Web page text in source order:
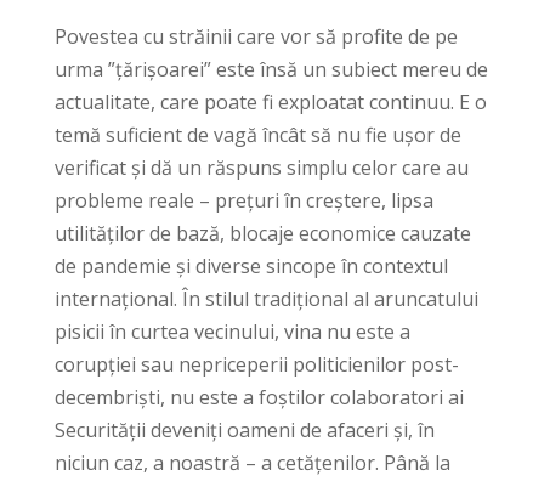
Povestea cu străinii care vor să profite de pe
urma ”țărișoarei” este însă un subiect mereu de
actualitate, care poate fi exploatat continuu. E o
temă suficient de vagă încât să nu fie ușor de
verificat și dă un răspuns simplu celor care au
probleme reale – prețuri în creștere, lipsa
utilităților de bază, blocaje economice cauzate
de pandemie și diverse sincope în contextul
internațional. În stilul tradițional al aruncatului
pisicii în curtea vecinului, vina nu este a
corupției sau nepriceperii politicienilor post-
decembriști, nu este a foștilor colaboratori ai
Securității deveniți oameni de afaceri și, în
niciun caz, a noastră – a cetățenilor. Până la